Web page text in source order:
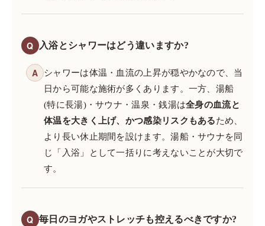
Q 入浴とシャワーはどう違いますか?
A
シャワーは体温・血流の上昇が穏やかなので、当
日から可能な施術が多くあります。一方、湯船
(特に長湯)・サウナ・温泉・銭湯は全身の血流と
体温を大きく上げ、かつ感染リスクもあるため、
より長い休止期間を設けます。湯船・サウナを同
じ「入浴」として一括りに考えないことが大切で
す。
Q 毎日のヨガやストレッチも控えるべきですか?